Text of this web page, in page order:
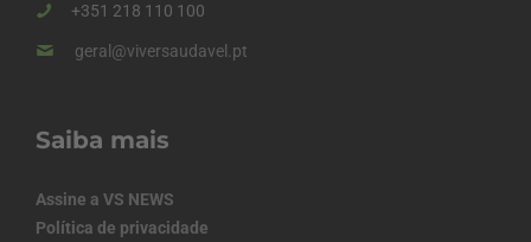
+351 218 110 100
geral@viversaudavel.pt
Saiba mais
Assine a VS NEWS
Política de privacidade